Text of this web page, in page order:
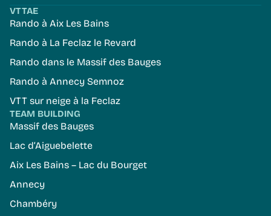
VTTAE
Rando à Aix Les Bains
Rando à La Feclaz le Revard
Rando dans le Massif des Bauges
Rando à Annecy Semnoz
VTT sur neige à la Feclaz
TEAM BUILDING
Massif des Bauges
Lac d’Aiguebelette
Aix Les Bains – Lac du Bourget
Annecy
Chambéry